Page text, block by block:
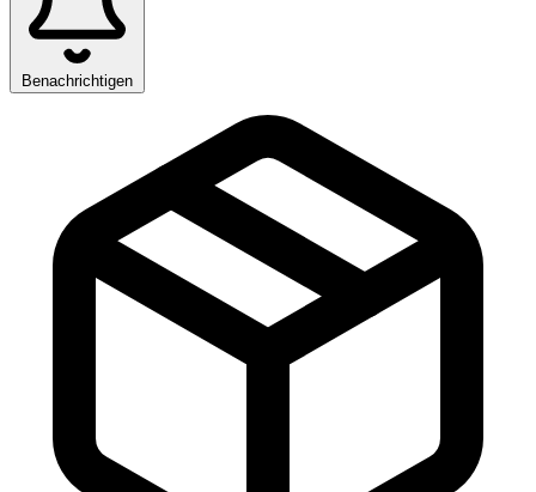
Benachrichtigen